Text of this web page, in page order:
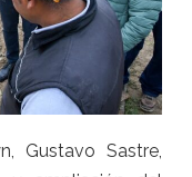
Gustavo Sastre,